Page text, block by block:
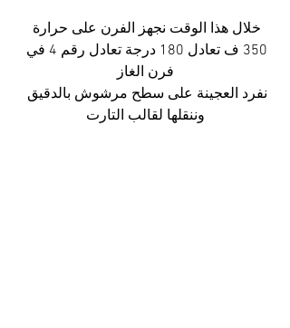
خلال هذا الوقت نجهز الفرن على حرارة
350 ف تعادل 180 درجة تعادل رقم 4 في
فرن الغاز
نفرد العجينة على سطح مرشوش بالدقيق
وننقلها لقالب التارت